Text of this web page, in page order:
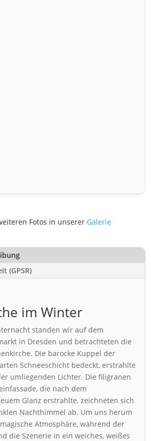
Fotos in unserer Galerie
(GPSR)
im Winter
standen wir auf dem
in Dresden und betrachteten die
Die barocke Kuppel der
Schneeschicht bedeckt, erstrahlte
umliegenden Lichter. Die filigranen
die nach dem
Glanz erstrahlte, zeichneten sich
Nachthimmel ab. Um uns herum
Atmosphäre, während der
die Szenerie in ein weiches, weißes